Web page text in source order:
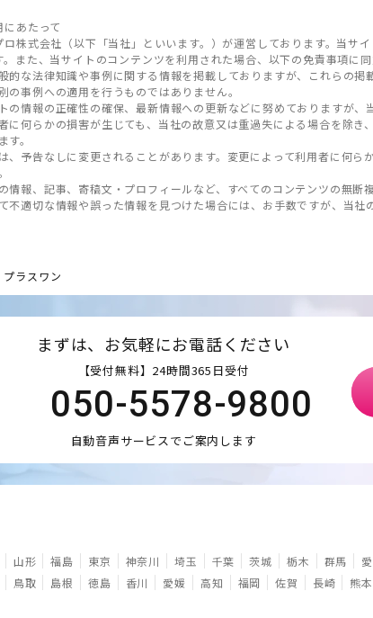
あたって
ロ株式会社（以下「当社」といいます。）が運営しております。当サ
また、当サイトのコンテンツを利用された場合、以下の免責事項に同
的な法律知識や事例に関する情報を掲載しておりますが、これらの
の事例への適用を行うものではありません。
の情報の正確性の確保、最新情報への更新などに努めておりますが
に何らかの損害が生じても、当社の故意又は重過失による場合を除
す。
、予告なしに変更されることがあります。変更によって利用者に何
情報、記事、寄稿文・プロフィールなど、すべてのコンテンツの無断
不適切な情報や誤った情報を見つけた場合には、お手数ですが、当社
ラスワン
まずは、お気軽にお電話ください
【受付無料】24時間365日受付
050-5578-9800
自動音声サービスでご案内します
山形 福島 東京 神奈川 埼玉 千葉 茨城 栃木 群馬
鳥取 島根 徳島 香川 愛媛 高知 福岡 佐賀 長崎 熊本